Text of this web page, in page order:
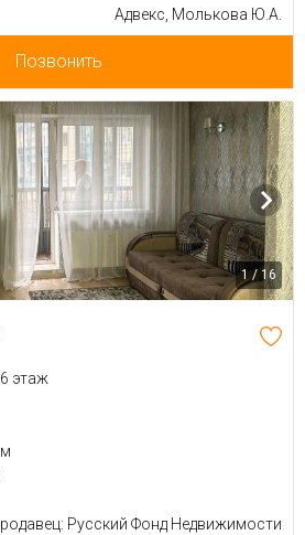
Адвекс, Молькова Ю.А.
Позвонить
1 / 16
этаж
Русский Фонд Недвижимости